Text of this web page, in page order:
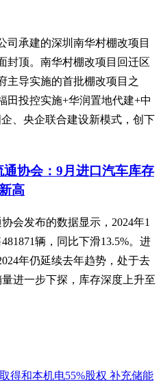
司承建的深圳南华村棚改项目
封顶。南华村棚改项目回迁区
主导实施的首批棚改项目之
田投控实施+华润置地代建+中
、央企联合建设新模式，创下
通协会：9月进口汽车库存
高
会发布的数据显示，2024年1
辆，同比下滑13.5%。进
年仍延续去年趋势，处于去
进一步下探，库存深度上升至
得和本机电55%股权 补充储能